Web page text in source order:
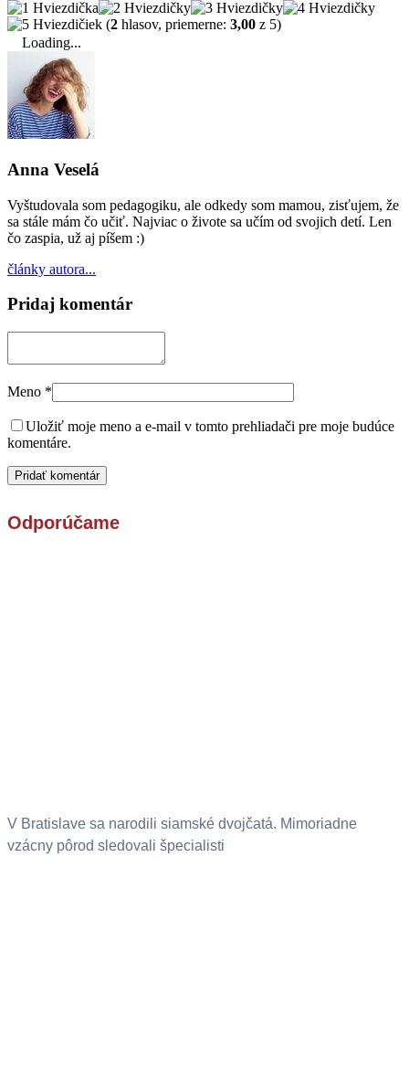
(2 hlasov, priemerne: 3,00 z 5)
Loading...
Anna Veselá
Vyštudovala som pedagogiku, ale odkedy som mamou, zisťujem, že
sa stále mám čo učiť. Najviac o živote sa učím od svojich detí. Len
čo zaspia, už aj píšem :)
články autora...
Pridaj komentár
Meno *
Uložiť moje meno a e-mail v tomto prehliadači pre moje budúce
komentáre.
Odporúčame
V Bratislave sa narodili siamské dvojčatá. Mimoriadne
vzácny pôrod sledovali špecialisti